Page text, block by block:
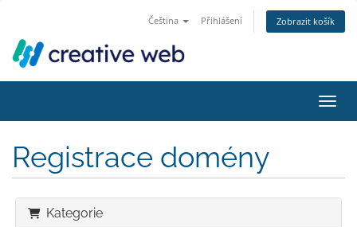
Čeština Přihlášení Zobrazit košík
Registrace domény
Kategorie